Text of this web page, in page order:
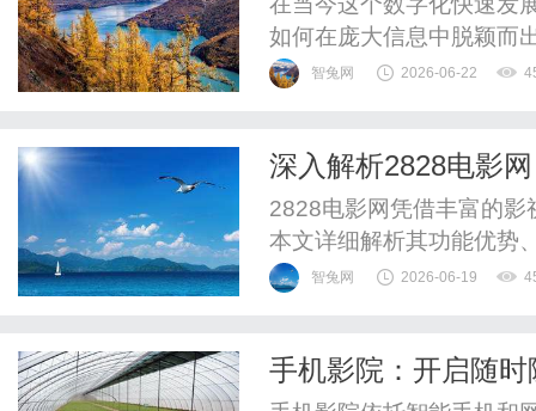
如何在庞大信息中脱颖而
必须面对的挑战。而南通
的背景与愿景南通GEO公
智兔网 2026-06-22
深入解析2828电影
2828电影网凭借丰富的
本文详细解析其功能优势
界。智兔网 2026-06-19
手机影院：开启随